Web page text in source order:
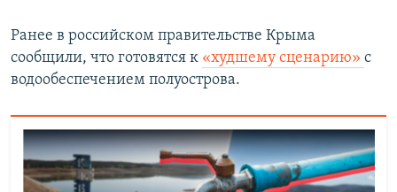
Ранее в российском правительстве Крыма
сообщили, что готовятся к «худшему сценарию» с
водообеспечением полуострова.